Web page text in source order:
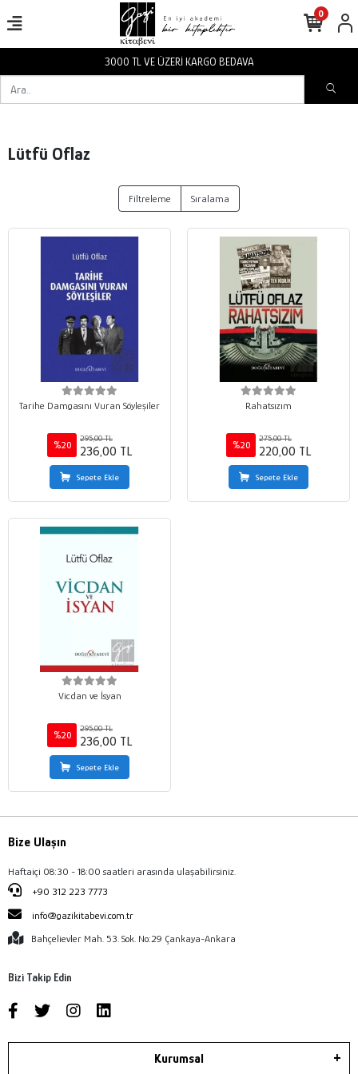
3000 TL VE ÜZERİ KARGO BEDAVA
0
Lütfü Oflaz
Filtreleme Sıralama
Tarihe Damgasını Vuran Söyleşiler
%20
295,00 TL
236,00 TL
Sepete Ekle
Rahatsızım
%20
275,00 TL
220,00 TL
Sepete Ekle
Vicdan ve İsyan
%20
295,00 TL
236,00 TL
Sepete Ekle
Bize Ulaşın
Haftaiçi 08:30 - 18:00 saatleri arasında ulaşabilirsiniz.
+90 312 223 7773
info@gazikitabevi.com.tr
Bahçelievler Mah. 53. Sok. No:29 Çankaya-Ankara
Bizi Takip Edin
Kurumsal